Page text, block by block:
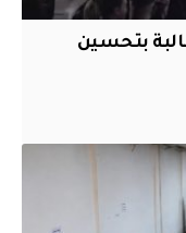
بتحسين